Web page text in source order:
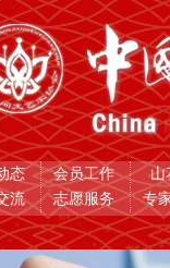
态 会员工作
山
流 志愿服务 专